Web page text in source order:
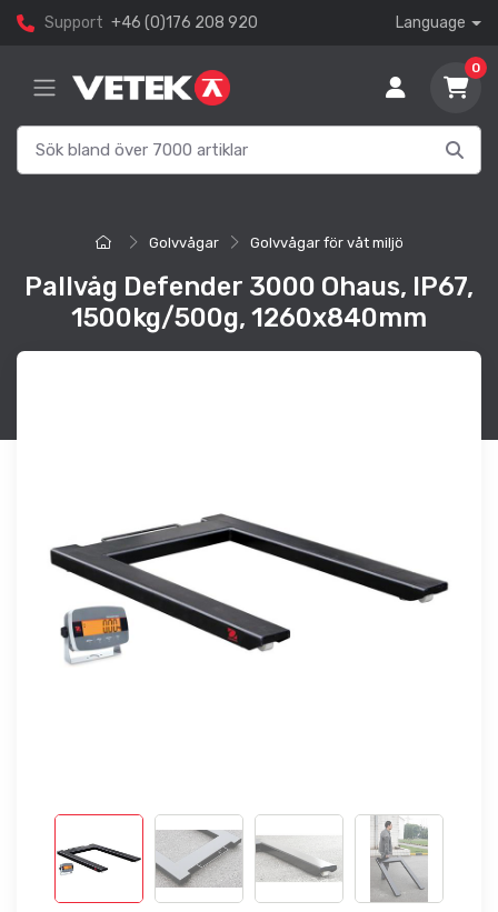
Support +46 (0)176 208 920 Language
0
Golvvågar Golvvågar för våt miljö
Pallvåg Defender 3000 Ohaus, IP67,
1500kg/500g, 1260x840mm